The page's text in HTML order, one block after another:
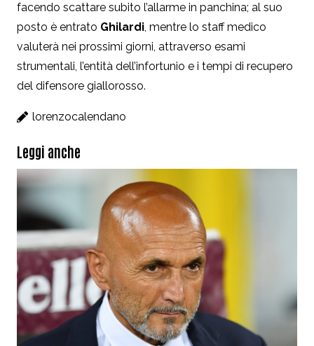
facendo scattare subito l’allarme in panchina; al suo
posto è entrato Ghilardi, mentre lo staff medico
valuterà nei prossimi giorni, attraverso esami
strumentali, l’entità dell’infortunio e i tempi di recupero
del difensore giallorosso.
lorenzocalendano
Leggi anche